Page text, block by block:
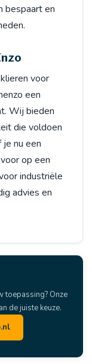
bespaart en
voor
een
Wij bieden
die voldoen
nu een
op een
industriële
advies en
toepassing? Onze
de juiste keuze.